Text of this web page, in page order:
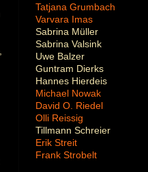
Tatjana Grumbach
Varvara Imas
Sabrina Müller
Sabrina Valsink
Uwe Balzer
Guntram Dierks
Hannes Hierdeis
Michael Nowak
David O. Riedel
Olli Reissig
Tillmann Schreier
Erik Streit
Frank Strobelt